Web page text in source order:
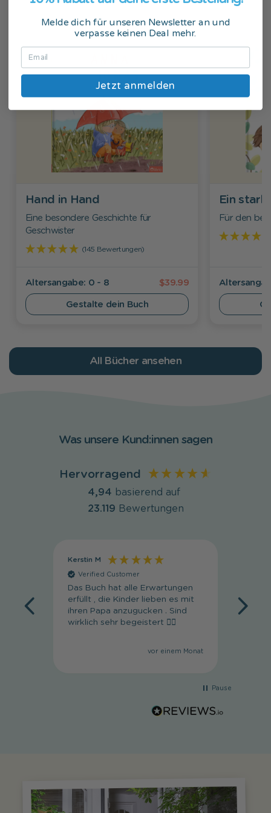
Hand in Hand
Eine besondere Geschichte für
Geschwister
(145 Bewertungen)
$39.99
Alters­angabe: 0 - 8
Gestalte dein Buch
Ein
Für den
All Bücher ansehen
Was unsere Kund:innen sagen
Hervorragend
4,94 basierend auf
23.119 Bewertungen
Kerstin M
Verified Customer
Das Buch hat alle Erwartungen
erfüllt , die Kinder lieben es mit
ihren Papa anzugucken . Sind
wirklich sehr begeistert 👍🏼
vor einem Monat
Pause
Melde dich für unseren Newsletter an und
verpasse keinen Deal mehr.
Jetzt anmelden